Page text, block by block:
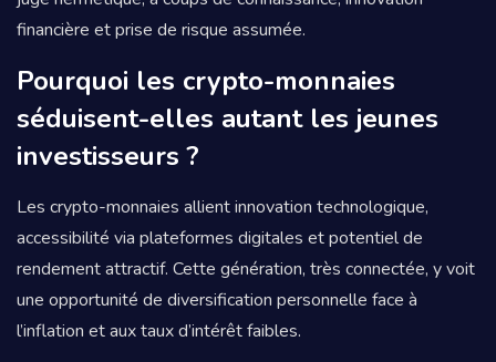
financière et prise de risque assumée.
Pourquoi les crypto-monnaies
séduisent-elles autant les jeunes
investisseurs ?
Les crypto-monnaies allient innovation technologique,
accessibilité via plateformes digitales et potentiel de
rendement attractif. Cette génération, très connectée, y voit
une opportunité de diversification personnelle face à
l’inflation et aux taux d’intérêt faibles.